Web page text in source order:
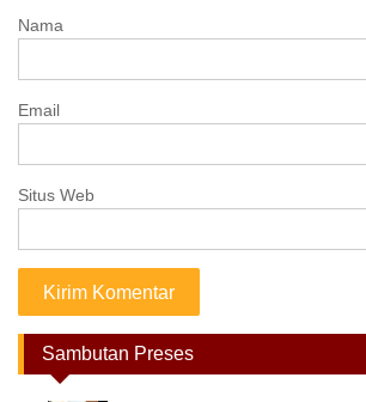
Nama
Email
Situs Web
Sambutan Preses